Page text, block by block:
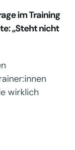
im Training
„Steht nicht
wirklich